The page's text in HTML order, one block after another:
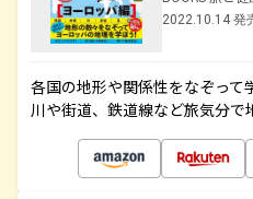
2022.10.14 発
各国の地形や関係性をなぞって
川や街道、鉄道線など旅気分で